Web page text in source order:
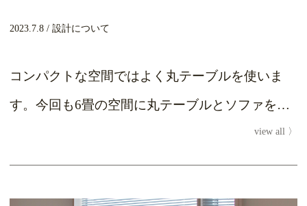
2023.7.8 設計について
コンパクトな空間ではよく丸テーブルを使いま
す。今回も6畳の空間に丸テーブルとソファを置
いています。丸テーブルの良いところは小さなス
ペースでも4...
view all